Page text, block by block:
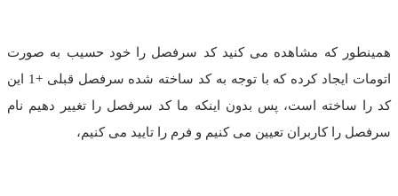
همینطور که مشاهده می کنید کد سرفصل را خود حسیب به صورت
اتومات ایجاد کرده که با توجه به کد ساخته شده سرفصل قبلی +1 این
کد را ساخته است، پس بدون اینکه ما کد سرفصل را تغییر دهیم نام
سرفصل را کاربران تعیین می کنیم و فرم را تایید می کنیم،